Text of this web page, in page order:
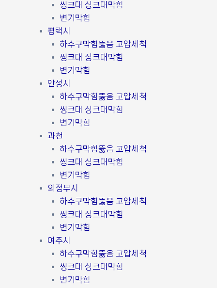
씽크대 싱크대막힘
변기막힘
평택시
하수구막힘뚫음 고압세척
씽크대 싱크대막힘
변기막힘
안성시
하수구막힘뚫음 고압세척
씽크대 싱크대막힘
변기막힘
과천
하수구막힘뚫음 고압세척
씽크대 싱크대막힘
변기막힘
의정부시
하수구막힘뚫음 고압세척
씽크대 싱크대막힘
변기막힘
여주시
하수구막힘뚫음 고압세척
씽크대 싱크대막힘
변기막힘